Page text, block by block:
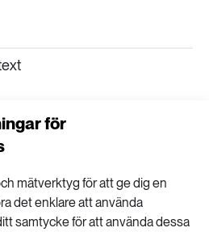
för
mätverktyg för att ge dig en
det enklare att använda
samtycke för att använda dessa
(0) OCH DELA